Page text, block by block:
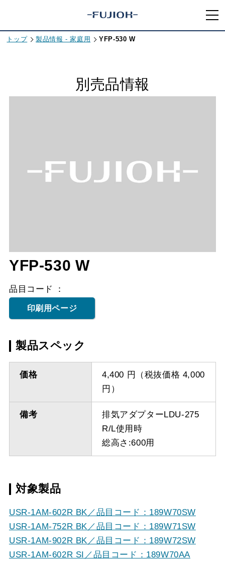
トップ 製品情報 - 家庭用 YFP-530 W
別売品情報
YFP-530 W
品目コード
印刷用ページ
製品スペック
価格
4,400 円（税抜価格 4,000
円）
備考
排気アダプターLDU-275
R/L使用時
総高さ:600用
対象製品
USR-1AM-602R BK／品目コード：189W70SW
USR-1AM-752R BK／品目コード：189W71SW
USR-1AM-902R BK／品目コード：189W72SW
USR-1AM-602R SI／品目コード：189W70AA